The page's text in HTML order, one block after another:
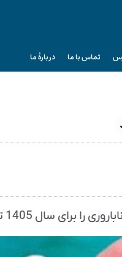
تماس با ما دربارۀ ما
سال 1405 تعیین کرد.